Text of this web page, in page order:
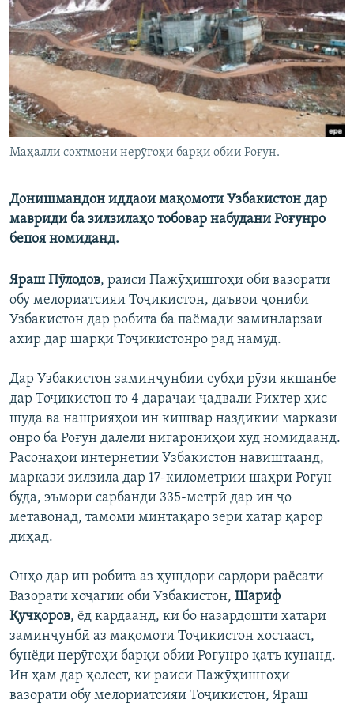
ГУЗОРИШҲОИ РАДИОӢ
Русский
ПАЙГИРӢ КУНЕД
Маҳалли сохтмони нерӯгоҳи барқи обии Роғун.
Донишмандон иддаои мақомоти Узбакистон дар
мавриди ба зилзилаҳо тобовар набудани Роғунро
бепоя номиданд.
Яраш Пӯлодов, раиси Пажӯҳишгоҳи оби вазорати
обу мелориатсияи Тоҷикистон, даъвои ҷониби
Узбакистон дар робита ба паёмади заминларзаи
ахир дар шарқи Тоҷикистонро рад намуд.
Дар Узбакистон заминҷунбии субҳи рӯзи якшанбе
дар Тоҷикистон то 4 дараҷаи ҷадвали Рихтер ҳис
шуда ва нашрияҳои ин кишвар наздикии маркази
онро ба Роғун далели нигарониҳои худ номидаанд.
Расонаҳои интернетии Узбакистон навиштаанд,
маркази зилзила дар 17-километрии шаҳри Роғун
буда, эъмори сарбанди 335-метрӣ дар ин ҷо
метавонад, тамоми минтақаро зери хатар қарор
диҳад.
Онҳо дар ин робита аз ҳушдори сардори раёсати
Вазорати хоҷагии оби Узбакистон, Шариф
Қучқоров, ёд кардаанд, ки бо назардошти хатари
заминҷунбӣ аз мақомоти Тоҷикистон хостааст,
бунёди нерӯгоҳи барқи обии Роғунро қатъ кунанд.
Ин ҳам дар ҳолест, ки раиси Пажӯҳишгоҳи
вазорати обу мелориатсияи Тоҷикистон, Яраш